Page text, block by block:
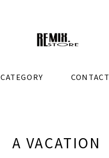
CATEGORY CONTACT
A VACATION